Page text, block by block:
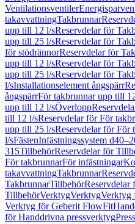
Ventilationsventiler
takavvattningTakbrunnar
upp till 12 l/sReservdelar för
upp till 25 l/sReservdelar för
för stödrännorReservdelar för
upp till 12 l/sReservdelar för
upp till 25 l/sReservdelar för
l/sInstallationselement ångspärr
ångspärrFör takbrunnar upp till
upp till 12 l/sÖverlopp
till 12 l/sReservdelar för För
upp till 25 l/sReservdelar för För
l/sFästenInfästningssystem
315TillbehörReservdelar för
För takbrunnarFör infästningar
takavvattningTakbrunnar
TakbrunnarTillbehörReservdelar
TillbehörVerktygVerktygVerktyg
Verktyg för Geberit FlowFit
för Handdrivna pressverktyg